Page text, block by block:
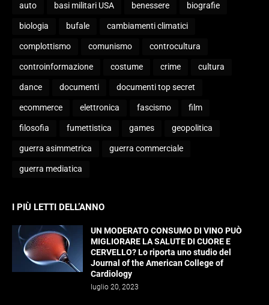
auto basi militari USA benessere biografie
biologia bufale cambiamenti climatici
complottismo comunismo controcultura
controinformazione costume crime cultura
dance documenti documenti top secret
ecommerce elettronica fascismo film
filosofia fumettistica games geopolitica
guerra asimmetrica guerra commerciale
guerra mediatica
I PIÙ LETTI DELL’ANNO
UN MODERATO CONSUMO DI VINO PUÒ
MIGLIORARE LA SALUTE DI CUORE E
CERVELLO? Lo riporta uno studio del
Journal of the American College of
Cardiology
luglio 20, 2023